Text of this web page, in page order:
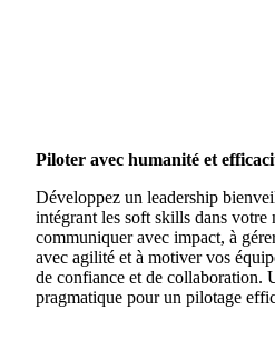
Piloter avec humanité et
Développez un leadership
intégrant les soft skills dans votre
communiquer avec impact, à
avec agilité et à motiver vos
de confiance et de collaboration.
pragmatique pour un pilotage